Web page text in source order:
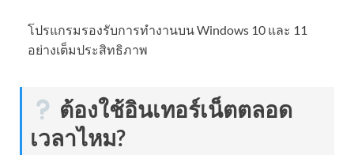
โปรแกรมรองรับการทำงานบน Windows 10 และ 11
อย่างเต็มประสิทธิภาพ
ต้องใช้อินเทอร์เน็ตตลอด
เวลาไหม?